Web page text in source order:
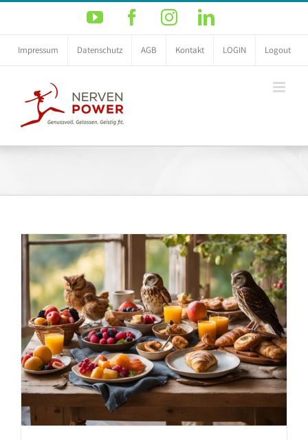
Zum
springen
YouTubeFacebookInstagramLinkedIn
Impressum Datenschutz AGB Kontakt LOGIN Logout